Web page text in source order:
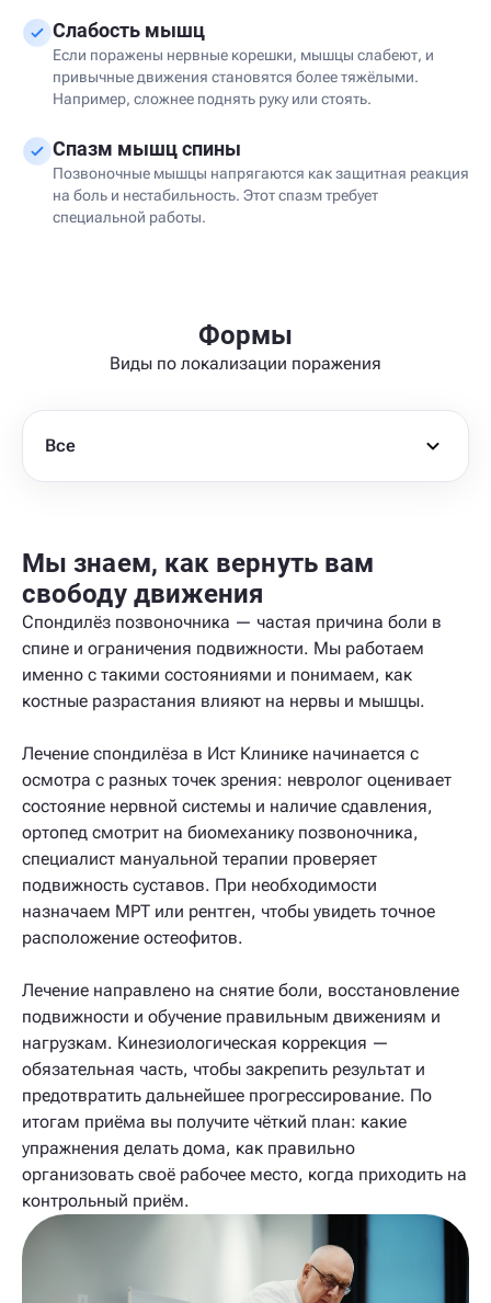
Слабость мышц
Если поражены нервные корешки, мышцы слабеют, и
привычные движения становятся более тяжёлыми.
Например, сложнее поднять руку или стоять.
Спазм мышц спины
Позвоночные мышцы напрягаются как защитная реакция
на боль и нестабильность. Этот спазм требует
специальной работы.
Формы
Виды по локализации поражения
Все
Мы знаем, как вернуть вам
свободу движения
Спондилёз позвоночника — частая причина боли в
спине и ограничения подвижности. Мы работаем
именно с такими состояниями и понимаем, как
костные разрастания влияют на нервы и мышцы.
Лечение спондилёза в Ист Клинике начинается с
осмотра с разных точек зрения: невролог оценивает
состояние нервной системы и наличие сдавления,
ортопед смотрит на биомеханику позвоночника,
специалист мануальной терапии проверяет
подвижность суставов. При необходимости
назначаем МРТ или рентген, чтобы увидеть точное
расположение остеофитов.
Лечение направлено на снятие боли, восстановление
подвижности и обучение правильным движениям и
нагрузкам. Кинезиологическая коррекция —
обязательная часть, чтобы закрепить результат и
предотвратить дальнейшее прогрессирование. По
итогам приёма вы получите чёткий план: какие
упражнения делать дома, как правильно
организовать своё рабочее место, когда приходить на
контрольный приём.